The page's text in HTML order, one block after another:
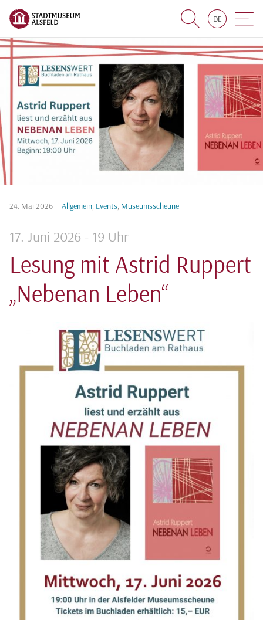
Suche
DE
24. Mai 2026 Allgemein, Events, Museumsscheune
17. Juni 2026 - 19 Uhr
Lesung mit Astrid Ruppert
„Nebenan Leben“